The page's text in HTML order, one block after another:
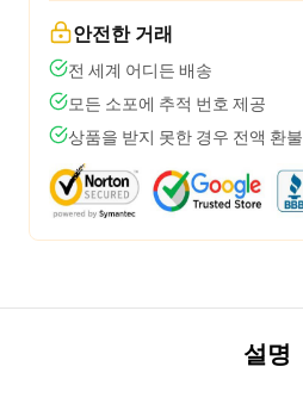
안전한 거래
전 세계 어디든 배송
모든 소포에 추적 번호 제공
상품을 받지 못한 경우 전액 환불
설명